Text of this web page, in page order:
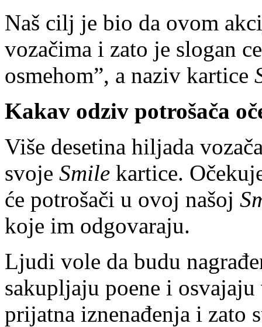
Naš cilj je bio da ovom
vozačima i zato je slogan
osmehom”, a naziv kartice
Kakav odziv potrošača
Više desetina hiljada
svoje Smile kartice.
će potrošači u ovoj našoj
koje im odgovaraju.
Ljudi vole da budu
sakupljaju poene i
prijatna iznenađenja i zato